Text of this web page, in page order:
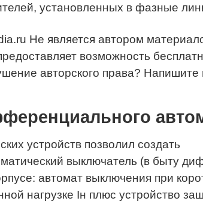
установленных в фазные
Не является автором
возможность
авторского права? Напишите
устройств позволил создать
выключатель (в быту
автомат выключения при
нагрузке Iн плюс устройство